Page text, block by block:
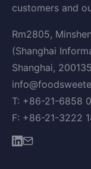
customers and
Rm2805,
(Shanghai
Shanghai,
T: +86-21-6858
F: +86-21-3222